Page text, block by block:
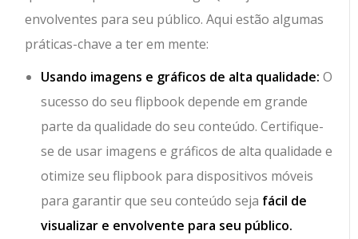
envolventes para seu público. Aqui estão algumas
práticas-chave a ter em mente:
Usando imagens e gráficos de alta qualidade: O
sucesso do seu flipbook depende em grande
parte da qualidade do seu conteúdo. Certifique-
se de usar imagens e gráficos de alta qualidade e
otimize seu flipbook para dispositivos móveis
para garantir que seu conteúdo seja fácil de
visualizar e envolvente para seu público.